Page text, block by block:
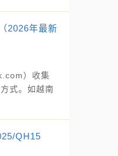
2026年最新
）收集
式。如越南
QH15